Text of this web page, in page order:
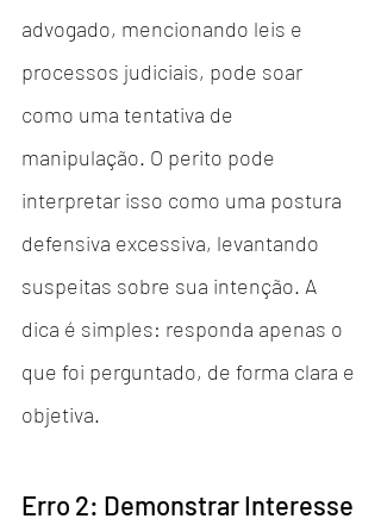
advogado, mencionando leis e
processos judiciais, pode soar
como uma tentativa de
manipulação. O perito pode
interpretar isso como uma postura
defensiva excessiva, levantando
suspeitas sobre sua intenção. A
dica é simples: responda apenas o
que foi perguntado, de forma clara e
objetiva.
Erro 2: Demonstrar Interesse